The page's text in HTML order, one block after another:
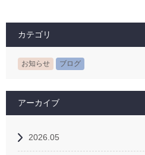
カテゴリ
お知らせ ブログ
アーカイブ
2026.05